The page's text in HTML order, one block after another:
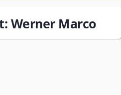
Werner Marco